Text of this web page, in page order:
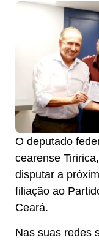
O deputado
cearense
disputar a
filiação ao
Ceará.
Nas suas redes